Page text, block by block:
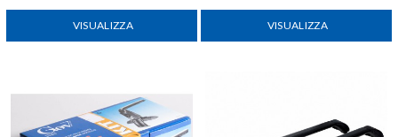
VISUALIZZA VISUALIZZA